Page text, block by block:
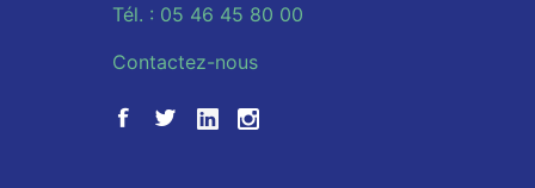
Tél. : 05 46 45 80 00
Contactez-nous